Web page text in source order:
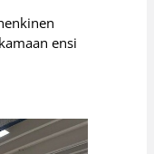
ensi